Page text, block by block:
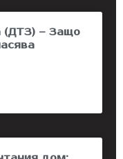
(ДТЗ) – Защо